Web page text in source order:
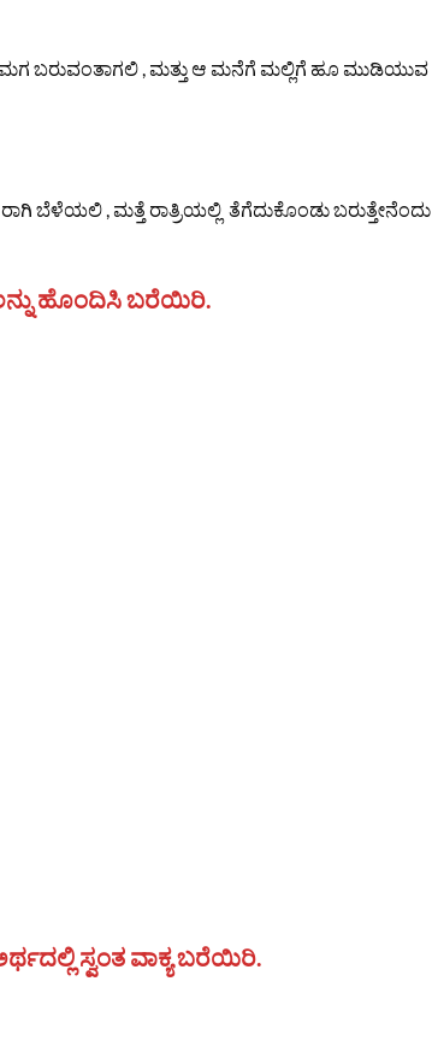
ಮಗ ಬರುವಂತಾಗಲಿ , ಮತ್ತು ಆ ಮನೆಗೆ ಮಲ್ಲಿಗೆ ಹೂ ಮುಡಿಯುವ
ಬೆಳೆಯಲಿ , ಮತ್ತೆ ರಾತ್ರಿಯಲ್ಲಿ ತೆಗೆದುಕೊಂಡು ಬರುತ್ತೇನೆಂದು
ಹೊಂದಿಸಿ ಬರೆಯಿರಿ.
ಸ್ವಂತ ವಾಕ್ಯ ಬರೆಯಿರಿ.